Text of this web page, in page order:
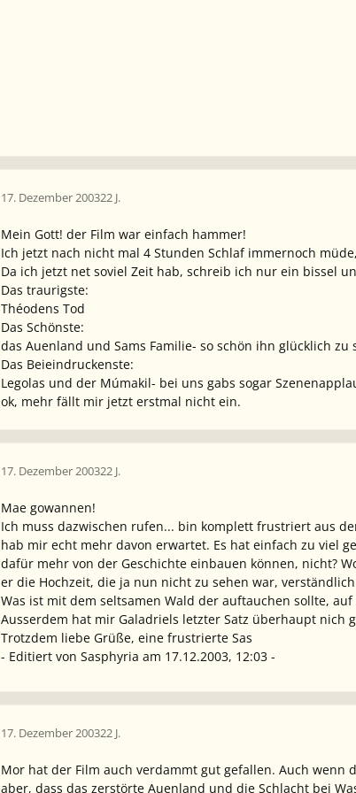
17. Dezember 200322 J.
Mein Gott! der Film war einfach hammer!
Ich jetzt nach nicht mal 4 Stunden Schlaf immernoch
Da ich jetzt net soviel Zeit hab, schreib ich nur ein bissel
Das traurigste:
Théodens Tod
Das Schönste:
das Auenland und Sams Familie- so schön ihn glücklich zu
Das Beieindruckenste:
Legolas und der Múmakil- bei uns gabs sogar
ok, mehr fällt mir jetzt erstmal nicht ein.
17. Dezember 200322 J.
Mae gowannen!
Ich muss dazwischen rufen... bin komplett frustriert aus
hab mir echt mehr davon erwartet. Es hat einfach zu viel
dafür mehr von der Geschichte einbauen können, nicht?
er die Hochzeit, die ja nun nicht zu sehen war,
Was ist mit dem seltsamen Wald der auftauchen sollte,
Ausserdem hat mir Galadriels letzter Satz überhaupt nich
Trotzdem liebe Grüße, eine frustrierte Sas
- Editiert von Sasphyria am 17.12.2003, 12:03 -
17. Dezember 200322 J.
Mor hat der Film auch verdammt gut gefallen. Auch wenn
aber, dass das zerstörte Auenland und die Schlacht bei